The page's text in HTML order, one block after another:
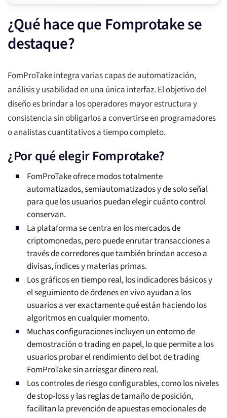
¿Qué hace que Fomprotake se
destaque?
FomProTake integra varias capas de automatización,
análisis y usabilidad en una única interfaz. El objetivo del
diseño es brindar a los operadores mayor estructura y
consistencia sin obligarlos a convertirse en programadores
o analistas cuantitativos a tiempo completo.
¿Por qué elegir Fomprotake?
FomProTake ofrece modos totalmente
automatizados, semiautomatizados y de solo señal
para que los usuarios puedan elegir cuánto control
conservan.
La plataforma se centra en los mercados de
criptomonedas, pero puede enrutar transacciones a
través de corredores que también brindan acceso a
divisas, índices y materias primas.
Los gráficos en tiempo real, los indicadores básicos y
el seguimiento de órdenes en vivo ayudan a los
usuarios a ver exactamente qué están haciendo los
algoritmos en cualquier momento.
Muchas configuraciones incluyen un entorno de
demostración o trading en papel, lo que permite a los
usuarios probar el rendimiento del bot de trading
FomProTake sin arriesgar dinero real.
Los controles de riesgo configurables, como los niveles
de stop-loss y las reglas de tamaño de posición,
facilitan la prevención de apuestas emocionales de